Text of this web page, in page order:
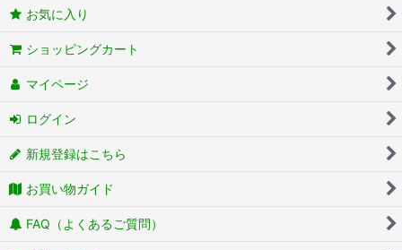
お気に入り
ショッピングカート
マイページ
ログイン
新規登録はこちら
お買い物ガイド
FAQ（よくあるご質問）